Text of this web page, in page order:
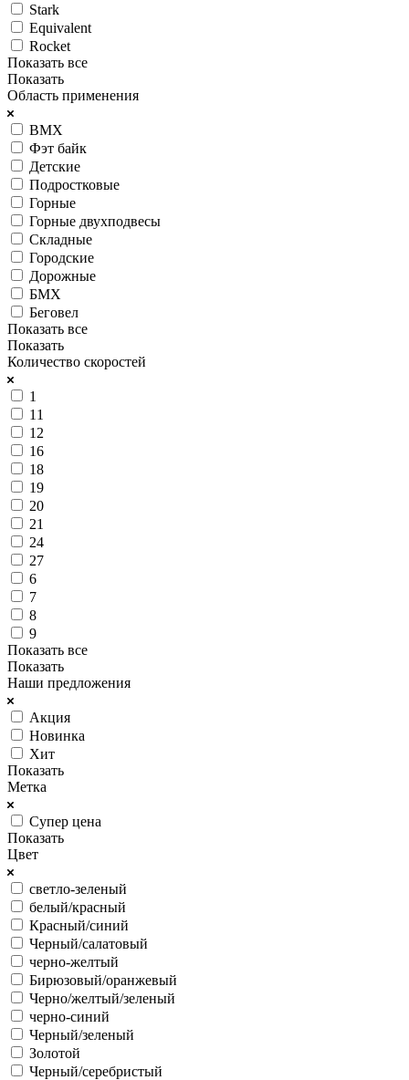
Stark
Equivalent
Rocket
Показать все
Показать
Область применения
BMX
Фэт байк
Детские
Подростковые
Горные
Горные двухподвесы
Складные
Городские
Дорожные
БМХ
Беговел
Показать все
Показать
Количество скоростей
1
11
12
16
18
19
20
21
24
27
6
7
8
9
Показать все
Показать
Наши предложения
Акция
Новинка
Хит
Показать
Метка
Супер цена
Показать
Цвет
светло-зеленый
белый/красный
Красный/синий
Черный/салатовый
черно-желтый
Бирюзовый/оранжевый
Черно/желтый/зеленый
черно-синий
Черный/зеленый
Золотой
Черный/серебристый